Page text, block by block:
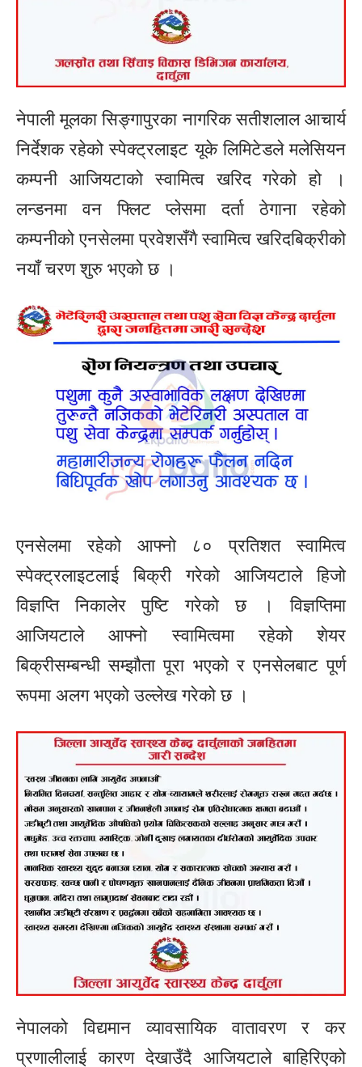
नेपाली मूलका सिङ्गापुरका नागरिक सतीशलाल आचार्य
निर्देशक रहेको स्पेक्ट्रलाइट यूके लिमिटेडले मलेसियन
कम्पनी आजियटाको स्वामित्व खरिद गरेको हो ।
लन्डनमा वन फ्लिट प्लेसमा दर्ता ठेगाना रहेको
कम्पनीको एनसेलमा प्रवेशसँगै स्वामित्व खरिदबिक्रीको
नयाँ चरण शुरु भएको छ ।
एनसेलमा रहेको आफ्नो ८० प्रतिशत स्वामित्व
स्पेक्ट्रलाइटलाई बिक्री गरेको आजियटाले हिजो
विज्ञप्ति निकालेर पुष्टि गरेको छ । विज्ञप्तिमा
आजियटाले आफ्नो स्वामित्वमा रहेको शेयर
बिक्रीसम्बन्धी सम्झौता पूरा भएको र एनसेलबाट पूर्ण
रूपमा अलग भएको उल्लेख गरेको छ ।
नेपालको विद्यमान व्यावसायिक वातावरण र कर
प्रणालीलाई कारण देखाउँदै आजियटाले बाहिरिएको